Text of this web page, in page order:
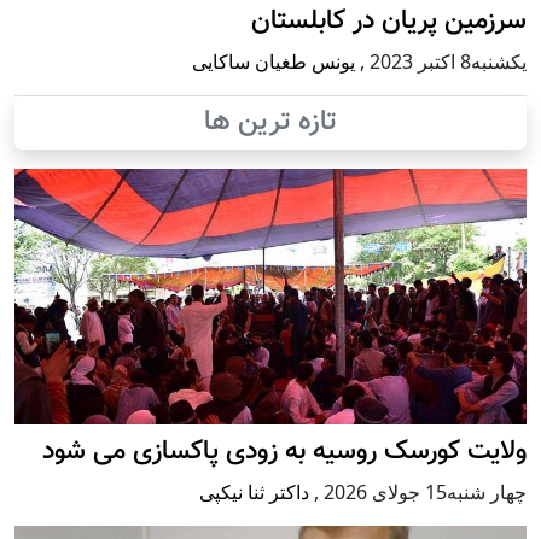
سرزمین پریان در کابلستان
يكشنبه8 اكتبر 2023 , یونس طغیان ساکایی
تازه ترین ها
ولایت کورسک روسیه به زودی پاکسازی می شود
چهار شنبه15 جولای 2026 , داکتر ثنا نیکپی